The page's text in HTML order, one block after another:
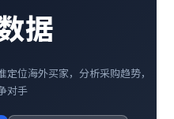
据
位海外买家，分析采购趋势，
对手